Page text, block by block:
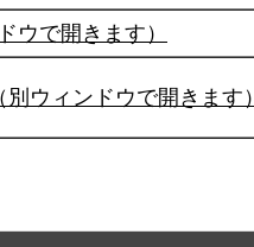
ウで開きます）
ウィンドウで開きます）